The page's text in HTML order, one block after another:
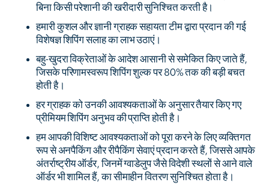
बिना किसी परेशानी की खरीदारी सुनिश्चित करती है।
हमारी कुशल और ज्ञानी ग्राहक सहायता टीम द्वारा प्रदान की गई
विशेषज्ञ शिपिंग सलाह का लाभ उठाएं।
बहु-खुदरा विक्रेताओं के आदेश आसानी से समेकित किए जाते हैं,
जिसके परिणामस्वरूप शिपिंग शुल्क पर 80% तक की बड़ी बचत
होती है।
हर ग्राहक को उनकी आवश्यकताओं के अनुसार तैयार किए गए
प्रीमियम शिपिंग अनुभव की प्राप्ति होती है।
हम आपकी विशिष्ट आवश्यकताओं को पूरा करने के लिए व्यक्तिगत
रूप से अनपैकिंग और रीपैकिंग सेवाएं प्रदान करते हैं, जिससे आपके
अंतर्राष्ट्रीय ऑर्डर, जिनमें ग्वाडेलुप जैसे विदेशी स्थलों से आने वाले
ऑर्डर भी शामिल हैं, का सीमाहीन वितरण सुनिश्चित होता है।